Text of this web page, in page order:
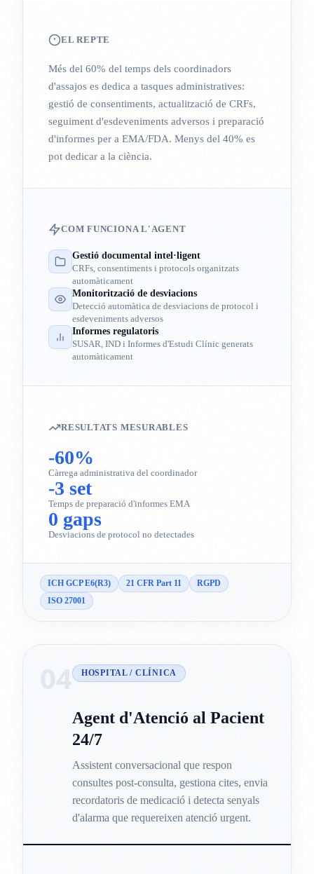
EL REPTE
Més del 60% del temps dels coordinadors
d'assajos es dedica a tasques administratives:
gestió de consentiments, actualització de CRFs,
seguiment d'esdeveniments adversos i preparació
d'informes per a EMA/FDA. Menys del 40% es
pot dedicar a la ciència.
COM FUNCIONA L'AGENT
Gestió documental intel·ligent
CRFs, consentiments i protocols organitzats
automàticament
Monitorització de desviacions
Detecció automàtica de desviacions de protocol i
esdeveniments adversos
Informes regulatoris
SUSAR, IND i Informes d'Estudi Clínic generats
automàticament
RESULTATS MESURABLES
-60%
Càrrega administrativa del coordinador
-3 set
Temps de preparació d'informes EMA
0 gaps
Desviacions de protocol no detectades
ICH GCP E6(R3) 21 CFR Part 11
RGPD
ISO 27001
04 HOSPITAL / CLÍNICA
Agent d'Atenció al Pacient
24/7
Assistent conversacional que respon
consultes post-consulta, gestiona cites, envia
recordatoris de medicació i detecta senyals
d'alarma que requereixen atenció urgent.